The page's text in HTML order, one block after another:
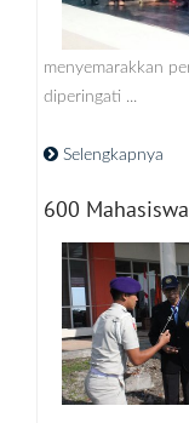
menyemarakkan
diperingati ...
Selengkapnya
600